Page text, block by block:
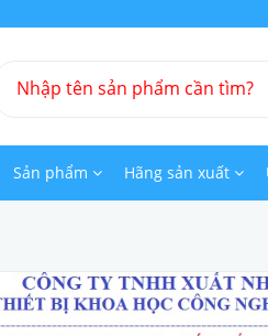
Sản phẩm Hãng sản xuất